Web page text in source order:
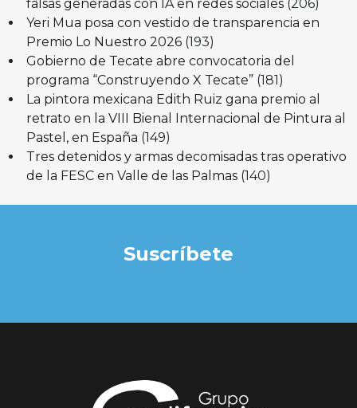
falsas generadas con IA en redes sociales (206)
Yeri Mua posa con vestido de transparencia en
Premio Lo Nuestro 2026 (193)
Gobierno de Tecate abre convocatoria del
programa “Construyendo X Tecate” (181)
La pintora mexicana Edith Ruiz gana premio al
retrato en la VIII Bienal Internacional de Pintura al
Pastel, en España (149)
Tres detenidos y armas decomisadas tras operativo
de la FESC en Valle de las Palmas (140)
Suscríbete